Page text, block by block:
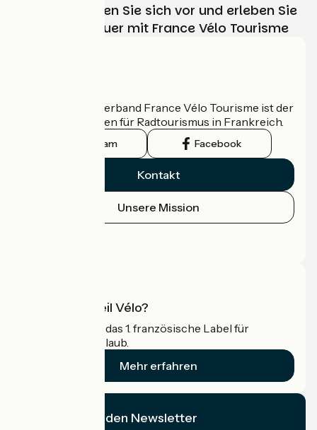
Wählen, bereiten Sie sich vor und erleben Sie
Ihr Radabenteuer mit France Vélo Tourisme
Der nationale Verband France Vélo Tourisme ist der
offizielle Leitfaden für Radtourismus in Frankreich.
Instagram Facebook
Kontakt
Unsere Mission
Was ist Accueil Vélo?
Accueil Vélo ist das 1. französische Label für
Radfahrer im Urlaub.
Mehr erfahren
Ich abonniere den Newsletter